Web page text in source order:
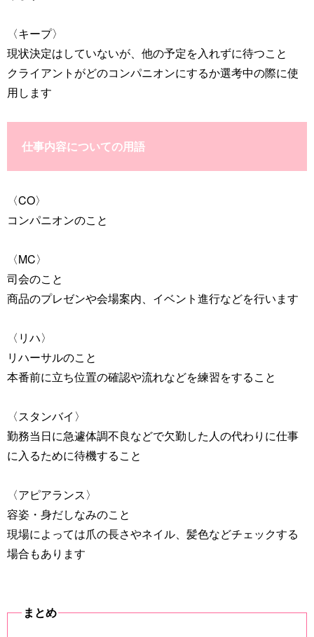
〈キープ〉
現状決定はしていないが、他の予定を入れずに待つこと
クライアントがどのコンパニオンにするか選考中の際に使
用します
仕事内容についての用語
〈CO〉
コンパニオンのこと
〈MC〉
司会のこと
商品のプレゼンや会場案内、イベント進行などを行います
〈リハ〉
リハーサルのこと
本番前に立ち位置の確認や流れなどを練習をすること
〈スタンバイ〉
勤務当日に急遽体調不良などで欠勤した人の代わりに仕事
に入るために待機すること
〈アピアランス〉
容姿・身だしなみのこと
現場によっては爪の長さやネイル、髪色などチェックする
場合もあります
まとめ